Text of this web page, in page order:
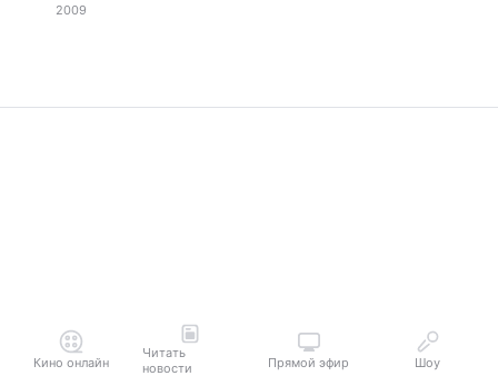
2009
Кино онлайн
Читать
новости
Прямой эфир Шоу